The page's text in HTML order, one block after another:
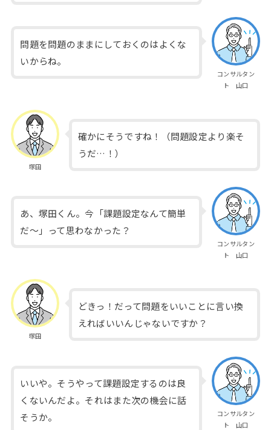
コンサルタン
ト 山口
問題を問題のままにしておくのはよくな
いからね。
塚田
確かにそうですね！（問題設定より楽そ
うだ…！）
コンサルタン
ト 山口
あ、塚田くん。今「課題設定なんて簡単
だ～」って思わなかった？
塚田
どきっ！だって問題をいいことに言い換
えればいいんじゃないですか？
コンサルタン
ト 山口
いいや。そうやって課題設定するのは良
くないんだよ。それはまた次の機会に話
そうか。